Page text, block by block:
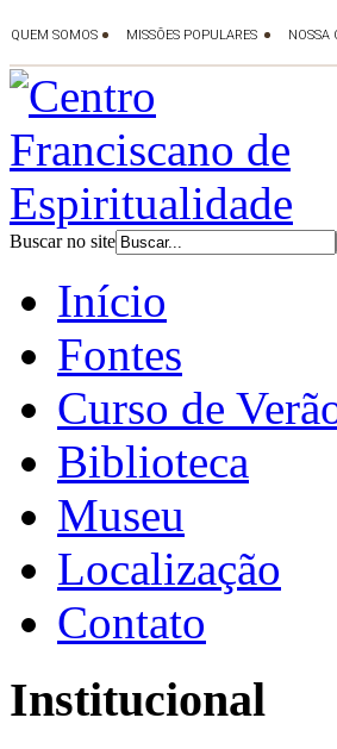
Buscar no site
Início
Fontes
Curso de
Biblioteca
Museu
Localização
Contato
Institucional